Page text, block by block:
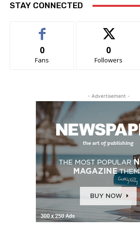
STAY CONNECTED
0
Fans
0
Followers
- Advertisement -